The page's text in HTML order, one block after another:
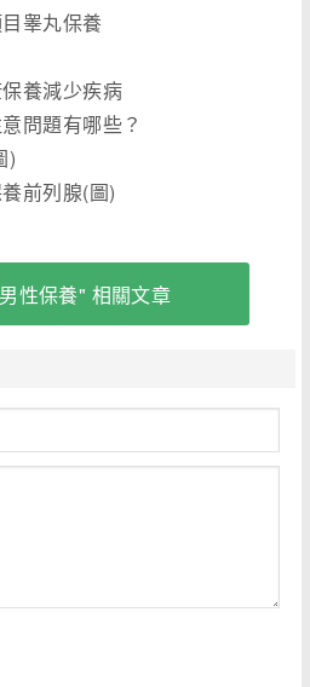
睾丸保養
養減少疾病
問題有哪些？
)
前列腺(圖)
性保養" 相關文章